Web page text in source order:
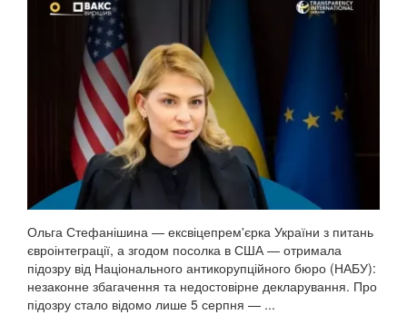
Ольга Стефанішина — ексвіцепрем'єрка України з питань
євроінтеграції, а згодом посолка в США — отримала
підозру від Національного антикорупційного бюро (НАБУ):
незаконне збагачення та недостовірне декларування. Про
підозру стало відомо лише 5 серпня — ...